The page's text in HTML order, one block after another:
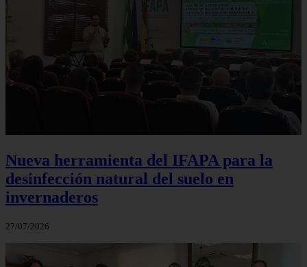
Nueva herramienta del IFAPA para la
desinfección natural del suelo en
invernaderos
27/07/2026